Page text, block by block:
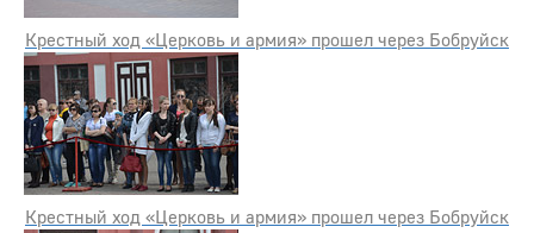
Крестный ход «Церковь и армия» прошел через Бобруйск
Крестный ход «Церковь и армия» прошел через Бобруйск